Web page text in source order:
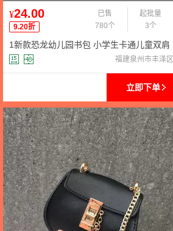
¥24.00
9.20折
已售
780个
起批量
3个
1新款恐龙幼儿园书包 小学生卡通儿童双肩
包 防水耐磨护肩背包
福建泉州市丰泽区
立即下单